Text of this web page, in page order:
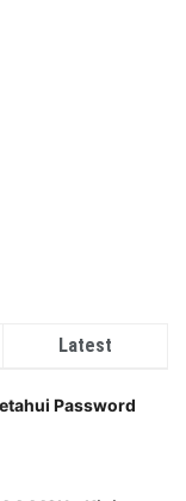
Latest
Password